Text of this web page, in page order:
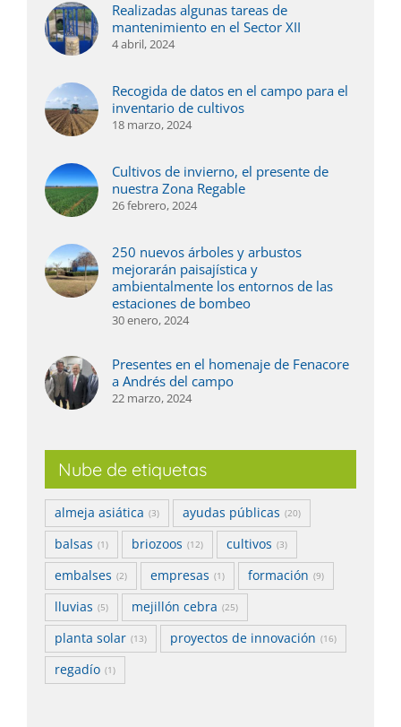
Realizadas algunas tareas de
mantenimiento en el Sector XII
4 abril, 2024
Recogida de datos en el campo para el
inventario de cultivos
18 marzo, 2024
Cultivos de invierno, el presente de
nuestra Zona Regable
26 febrero, 2024
250 nuevos árboles y arbustos
mejorarán paisajística y
ambientalmente los entornos de las
estaciones de bombeo
30 enero, 2024
Presentes en el homenaje de Fenacore
a Andrés del campo
22 marzo, 2024
Nube de etiquetas
almeja asiática (3) ayudas públicas (20)
balsas (1) briozoos (12) cultivos (3)
embalses (2) empresas (1) formación (9)
lluvias (5) mejillón cebra (25)
planta solar (13) proyectos de innovación (16)
regadío (1)